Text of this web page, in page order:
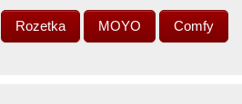
Rozetka MOYO Comfy